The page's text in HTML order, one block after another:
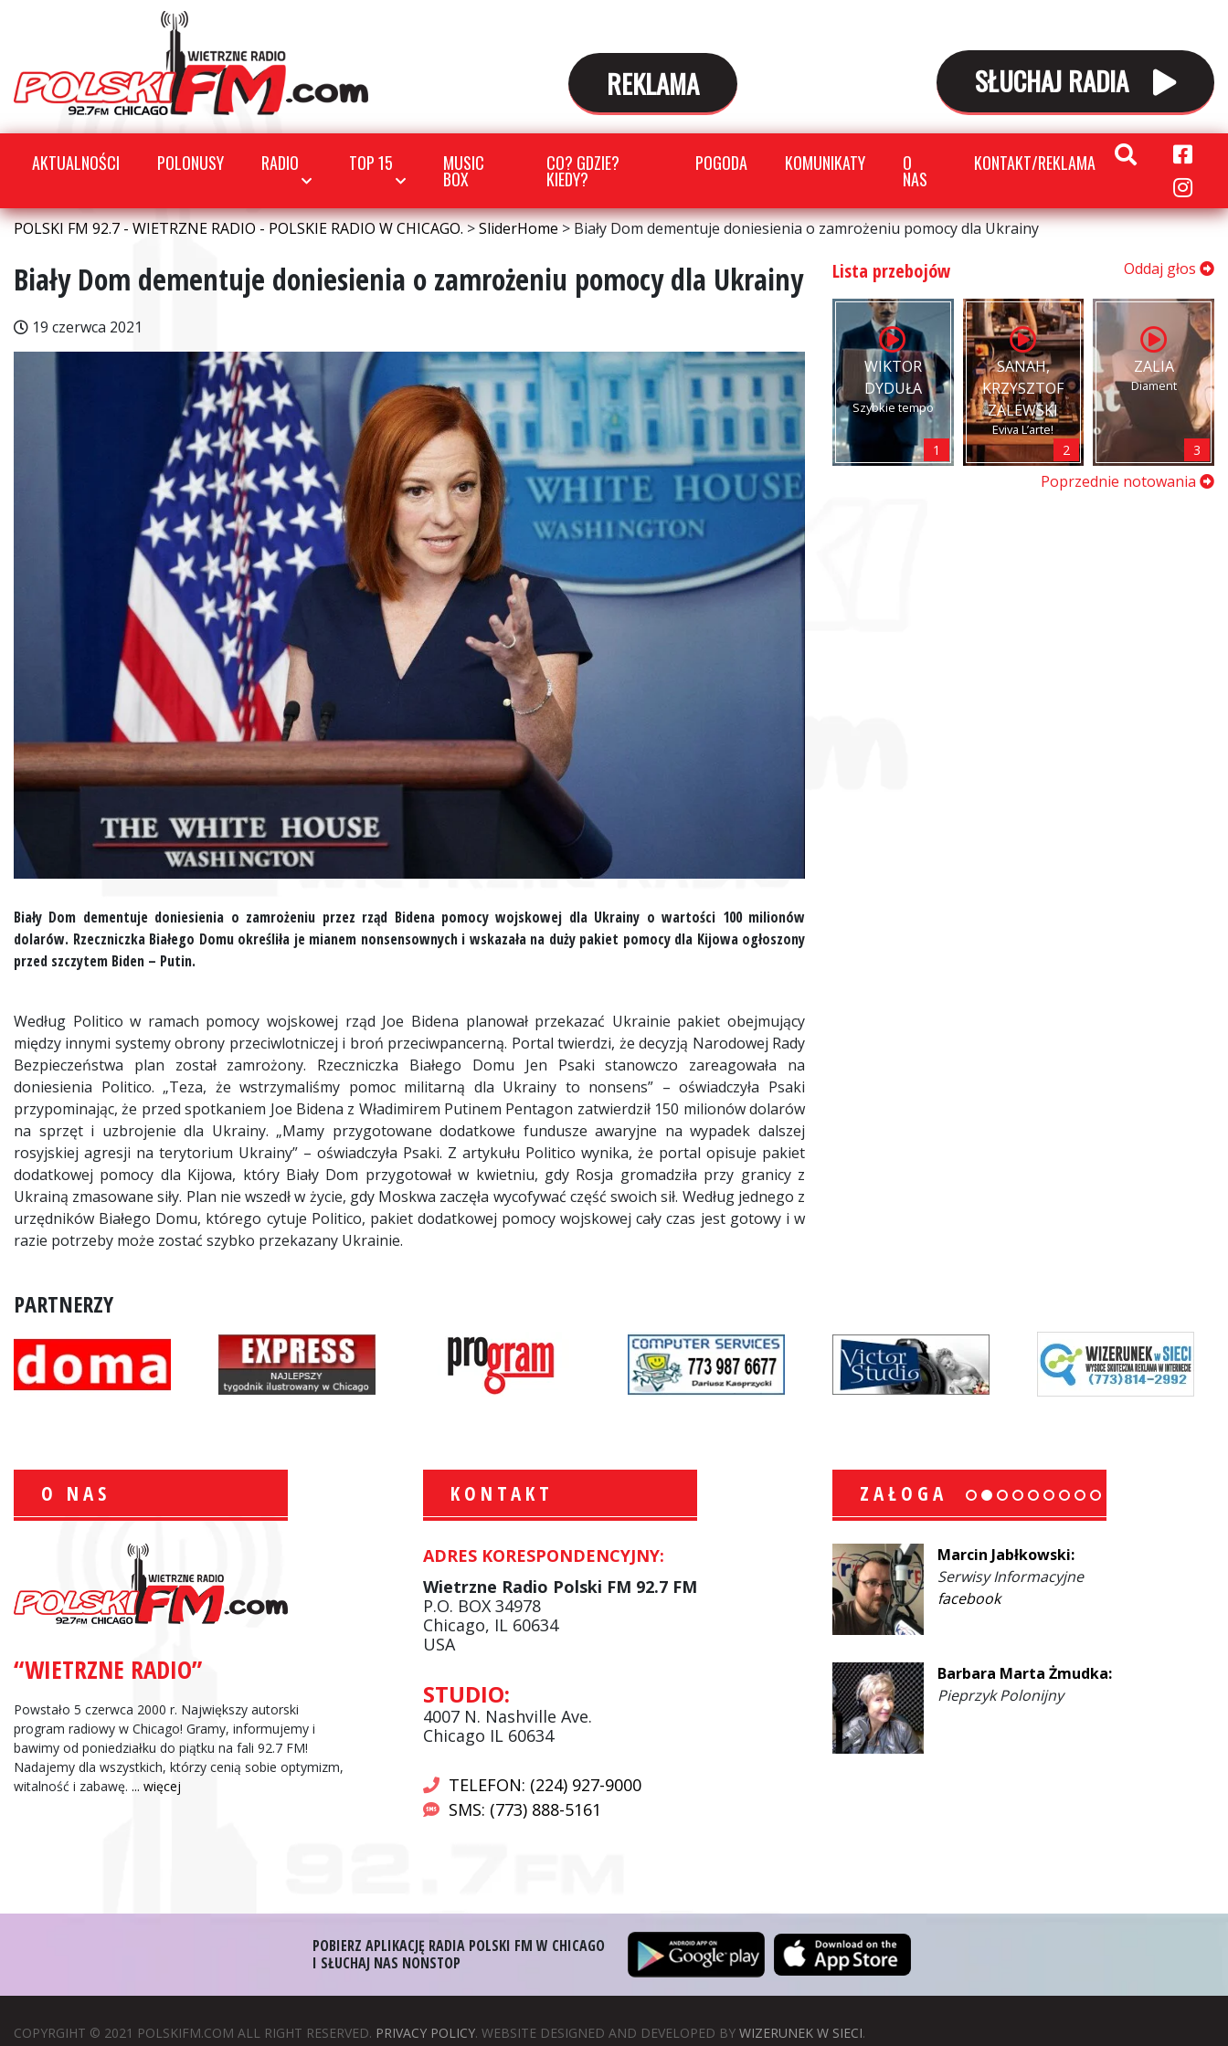
REKLAMA SŁUCHAJ RADIA
AKTUALNOŚCI POLONUSY RADIO TOP 15 MUSIC
BOX
CO? GDZIE?
KIEDY?
POGODA KOMUNIKATY O
NAS
KONTAKT/REKLAMA
POLSKI FM 92.7 - WIETRZNE RADIO - POLSKIE RADIO W CHICAGO.>SliderHome>Biały Dom dementuje doniesienia o zamrożeniu pomocy dla Ukrainy
Biały Dom dementuje doniesienia o zamrożeniu pomocy dla Ukrainy
19 czerwca 2021
Biały Dom dementuje doniesienia o zamrożeniu przez rząd Bidena pomocy wojskowej dla Ukrainy o wartości 100 milionów
dolarów. Rzeczniczka Białego Domu określiła je mianem nonsensownych i wskazała na duży pakiet pomocy dla Kijowa ogłoszony
przed szczytem Biden – Putin.
Według Politico w ramach pomocy wojskowej rząd Joe Bidena planował przekazać Ukrainie pakiet obejmujący
między innymi systemy obrony przeciwlotniczej i broń przeciwpancerną. Portal twierdzi, że decyzją Narodowej Rady
Bezpieczeństwa plan został zamrożony. Rzeczniczka Białego Domu Jen Psaki stanowczo zareagowała na
doniesienia Politico. „Teza, że wstrzymaliśmy pomoc militarną dla Ukrainy to nonsens” – oświadczyła Psaki
przypominając, że przed spotkaniem Joe Bidena z Władimirem Putinem Pentagon zatwierdził 150 milionów dolarów
na sprzęt i uzbrojenie dla Ukrainy. „Mamy przygotowane dodatkowe fundusze awaryjne na wypadek dalszej
rosyjskiej agresji na terytorium Ukrainy” – oświadczyła Psaki. Z artykułu Politico wynika, że portal opisuje pakiet
dodatkowej pomocy dla Kijowa, który Biały Dom przygotował w kwietniu, gdy Rosja gromadziła przy granicy z
Ukrainą zmasowane siły. Plan nie wszedł w życie, gdy Moskwa zaczęła wycofywać część swoich sił. Według jednego z
urzędników Białego Domu, którego cytuje Politico, pakiet dodatkowej pomocy wojskowej cały czas jest gotowy i w
razie potrzeby może zostać szybko przekazany Ukrainie.
Lista przebojów Oddaj głos
WIKTOR
DYDUŁA
Szybkie tempo
1
SANAH,
KRZYSZTOF
ZALEWSKI
Eviva L’arte!
2
ZALIA
Diament
3
Poprzednie notowania
PARTNERZY
O NAS
“WIETRZNE RADIO”
Powstało 5 czerwca 2000 r. Największy autorski
program radiowy w Chicago! Gramy, informujemy i
bawimy od poniedziałku do piątku na fali 92.7 FM!
Nadajemy dla wszystkich, którzy cenią sobie optymizm,
witalność i zabawę. ... więcej
KONTAKT
ADRES KORESPONDENCYJNY:
Wietrzne Radio Polski FM 92.7 FM
P.O. BOX 34978
Chicago, IL 60634
USA
STUDIO:
4007 N. Nashville Ave.
Chicago IL 60634
TELEFON: (224) 927-9000
SMS: (773) 888-5161
ZAŁOGA
Sport Polonijny
Zbigniew Wojewnik:
Krzysztof Wawer:
Komentator
facebook
Marcin Jabłkowski:
Serwisy Informacyjne
facebook
Barbara Marta Żmudka:
Pieprzyk Polonijny
POBIERZ APLIKACJĘ RADIA POLSKI FM W CHICAGO
I SŁUCHAJ NAS NONSTOP
COPYRGIHT © 2021 POLSKIFM.COM ALL RIGHT RESERVED. PRIVACY POLICY. WEBSITE DESIGNED AND DEVELOPED BY WIZERUNEK W SIECI.